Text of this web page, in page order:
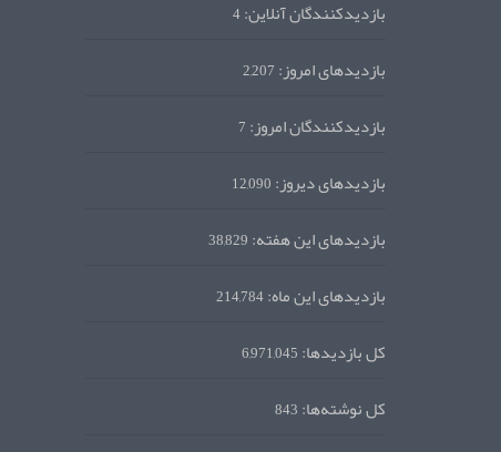
بازدیدکنندگان آنلاین:4
بازدیدهای امروز:2,207
بازدیدکنندگان امروز:7
بازدیدهای دیروز:12,090
بازدیدهای این هفته:38,829
بازدیدهای این ماه:214,784
کل بازدیدها:6,971,045
کل نوشته‌ها:843